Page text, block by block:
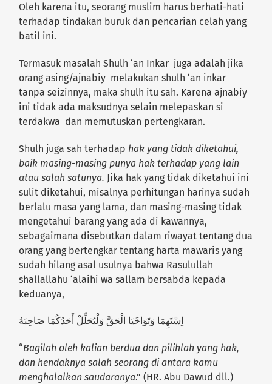
Oleh karena itu, seorang muslim harus berhati-hati
terhadap tindakan buruk dan pencarian celah yang
batil ini.
Termasuk masalah Shulh ‘an Inkar juga adalah jika
orang asing/ajnabiy melakukan shulh ‘an inkar
tanpa seizinnya, maka shulh itu sah. Karena ajnabiy
ini tidak ada maksudnya selain melepaskan si
terdakwa dan memutuskan pertengkaran.
Shulh juga sah terhadap hak yang tidak diketahui,
baik masing-masing punya hak terhadap yang lain
atau salah satunya. Jika hak yang tidak diketahui ini
sulit diketahui, misalnya perhitungan harinya sudah
berlalu masa yang lama, dan masing-masing tidak
mengetahui barang yang ada di kawannya,
sebagaimana disebutkan dalam riwayat tentang dua
orang yang bertengkar tentang harta mawaris yang
sudah hilang asal usulnya bahwa Rasulullah
shallallahu ‘alaihi wa sallam bersabda kepada
keduanya,
اِسْتَهِمَا وَتَوَاخَيَا الْحَقَّ وَلْيُحَلِّلْ أَحَدُكُمَا صَاحِبَهُ
“Bagilah oleh kalian berdua dan pilihlah yang hak,
dan hendaknya salah seorang di antara kamu
menghalalkan saudaranya.” (HR. Abu Dawud dll.)